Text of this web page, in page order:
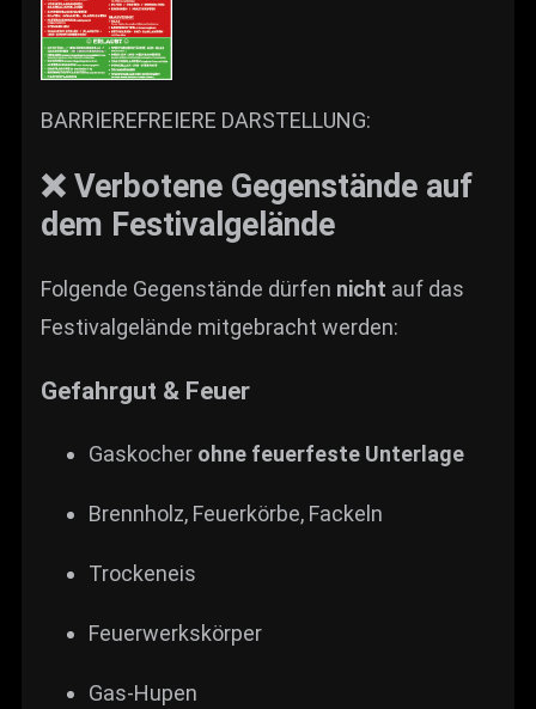
BARRIEREFREIERE DARSTELLUNG:
❌ Verbotene Gegenstände auf
dem Festivalgelände
Folgende Gegenstände dürfen nicht auf das
Festivalgelände mitgebracht werden:
Gefahrgut & Feuer
Gaskocher ohne feuerfeste Unterlage
Brennholz, Feuerkörbe, Fackeln
Trocken­eis
Feuerwerkskörper
Gas-Hupen